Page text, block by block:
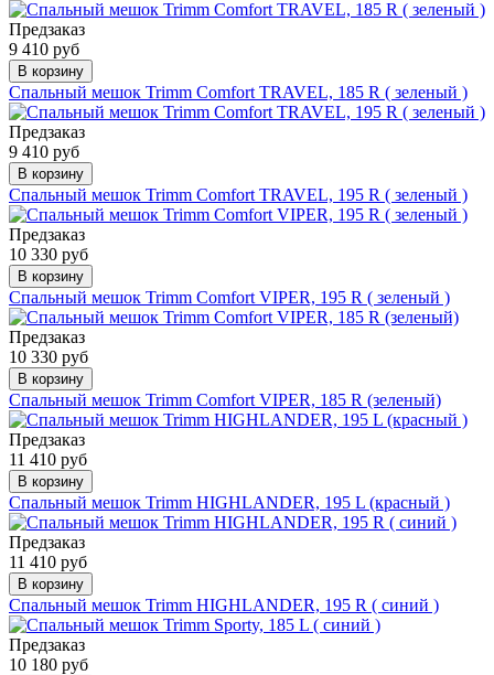
Предзаказ
9 410 руб
В корзину
Спальный мешок Trimm Comfort TRAVEL, 185 R ( зеленый )
Предзаказ
9 410 руб
В корзину
Спальный мешок Trimm Comfort TRAVEL, 195 R ( зеленый )
Предзаказ
10 330 руб
В корзину
Спальный мешок Trimm Comfort VIPER, 195 R ( зеленый )
Предзаказ
10 330 руб
В корзину
Спальный мешок Trimm Comfort VIPER, 185 R (зеленый)
Предзаказ
11 410 руб
В корзину
Спальный мешок Trimm HIGHLANDER, 195 L (красный )
Предзаказ
11 410 руб
В корзину
Спальный мешок Trimm HIGHLANDER, 195 R ( синий )
Предзаказ
10 180 руб